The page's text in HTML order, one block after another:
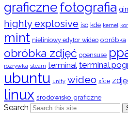
graficznefotografia
highly explosive iso kde kernel
mint nieliniowy edytor wideo obróbka
obróbka zdjęć opensuse
rozrywka steam terminal terminal
ubuntu unity wideo xfce
linux środowisko graficzne
Search